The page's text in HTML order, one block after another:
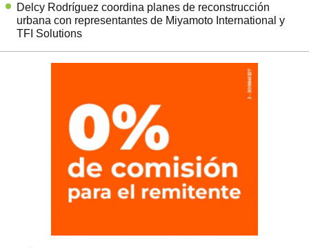
Delcy Rodríguez coordina planes de reconstrucción
urbana con representantes de Miyamoto International y
TFI Solutions